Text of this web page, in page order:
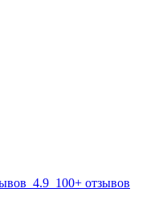
4.9 100+ отзывов